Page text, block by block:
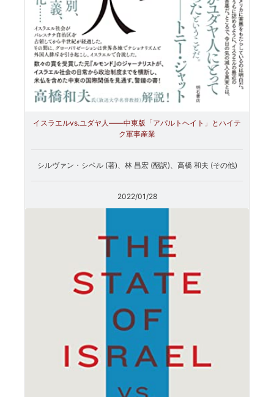
イスラエルvs.ユダヤ人――中東版「アパルトヘイト」とハイテ
ク軍事産業
シルヴァン・シペル (著)、林 昌宏 (翻訳)、高橋 和夫 (その他)
2022/01/28